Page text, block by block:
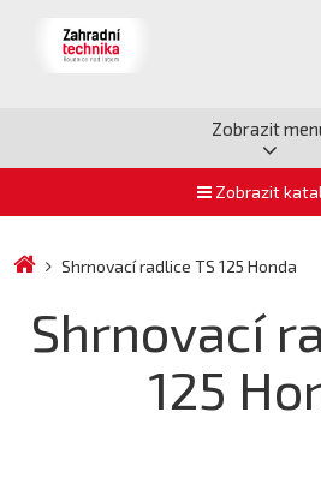
Zobrazit
Zobrazit
Shrnovací radlice TS 125 Honda
Shrnovací
125